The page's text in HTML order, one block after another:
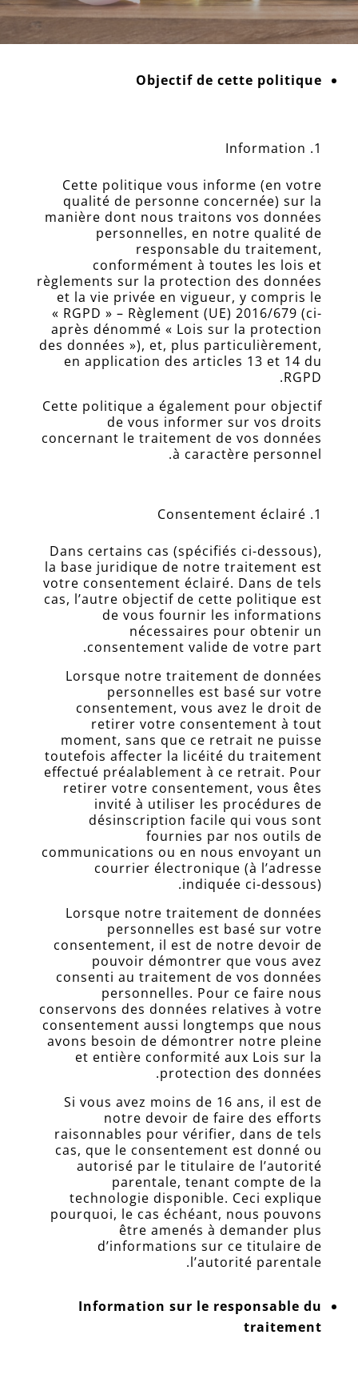
Accueil
Formation
naturopathe
Plaquette
d’informations
Dossier
d’inscription
Consultation
naturopathes
certifiés
professeurs
Blog
FAQ
Livre
d’Or
Sites
amis
Prendre
RDV
Contact
Nous
appeler
Inscription
Newsletter
Objectif de cette politique
Information
Cette politique vous informe (en votre
qualité de personne concernée) sur la
manière dont nous traitons vos données
personnelles, en notre qualité de
responsable du traitement,
conformément à toutes les lois et
règlements sur la protection des données
et la vie privée en vigueur, y compris le
« RGPD » – Règlement (UE) 2016/679 (ci-
après dénommé « Lois sur la protection
des données »), et, plus particulièrement,
en application des articles 13 et 14 du
RGPD.
Cette politique a également pour objectif
de vous informer sur vos droits
concernant le traitement de vos données
à caractère personnel.
Consentement éclairé
Dans certains cas (spécifiés ci-dessous),
la base juridique de notre traitement est
votre consentement éclairé. Dans de tels
cas, l’autre objectif de cette politique est
de vous fournir les informations
nécessaires pour obtenir un
consentement valide de votre part.
Lorsque notre traitement de données
personnelles est basé sur votre
consentement, vous avez le droit de
retirer votre consentement à tout
moment, sans que ce retrait ne puisse
toutefois affecter la licéité du traitement
effectué préalablement à ce retrait. Pour
retirer votre consentement, vous êtes
invité à utiliser les procédures de
désinscription facile qui vous sont
fournies par nos outils de
communications ou en nous envoyant un
courrier électronique (à l’adresse
indiquée ci-dessous).
Lorsque notre traitement de données
personnelles est basé sur votre
consentement, il est de notre devoir de
pouvoir démontrer que vous avez
consenti au traitement de vos données
personnelles. Pour ce faire nous
conservons des données relatives à votre
consentement aussi longtemps que nous
avons besoin de démontrer notre pleine
et entière conformité aux Lois sur la
protection des données.
Si vous avez moins de 16 ans, il est de
notre devoir de faire des efforts
raisonnables pour vérifier, dans de tels
cas, que le consentement est donné ou
autorisé par le titulaire de l’autorité
parentale, tenant compte de la
technologie disponible. Ceci explique
pourquoi, le cas échéant, nous pouvons
être amenés à demander plus
d’informations sur ce titulaire de
l’autorité parentale.
Information sur le responsable du
traitement